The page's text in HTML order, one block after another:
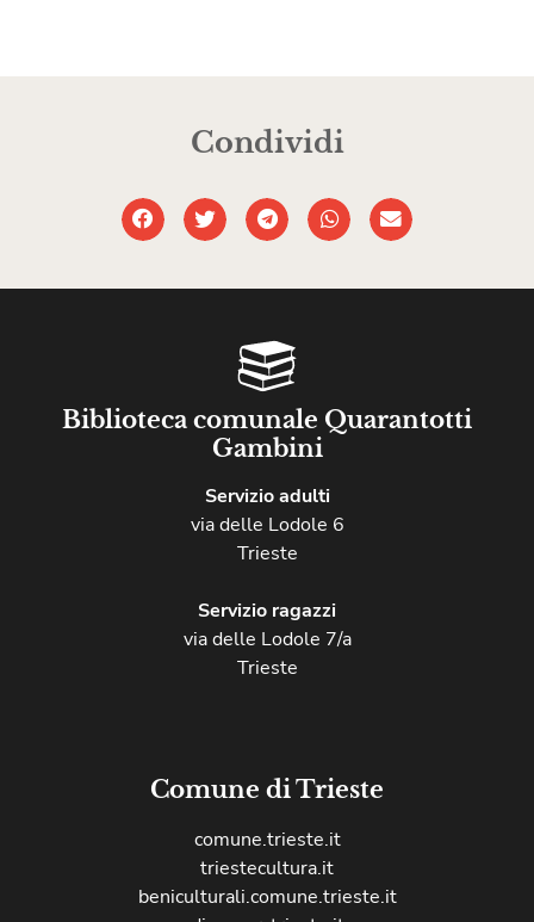
Condividi
Biblioteca comunale Quarantotti
Gambini
Servizio adulti
via delle Lodole 6
Trieste
Servizio ragazzi
via delle Lodole 7/a
Trieste
Comune di Trieste
comune.trieste.it
triestecultura.it
beniculturali.comune.trieste.it